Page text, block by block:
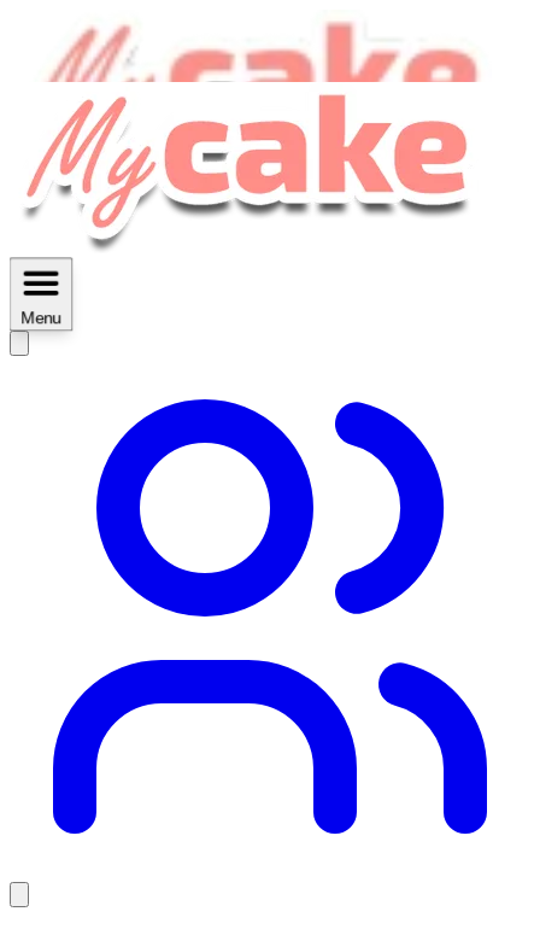
MyCake Academy c'est :
des fiches imprimables ...
Découvrir
Menu